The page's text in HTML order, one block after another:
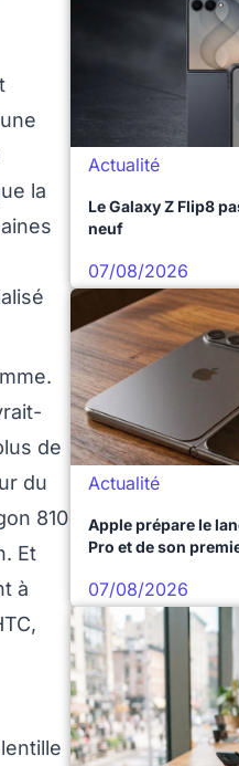
la
de
du
810
Et
à
Actualité
Le Galaxy Z Flip8
neuf
07/08/2026
Actualité
Apple prépare le
Pro et de son
07/08/2026